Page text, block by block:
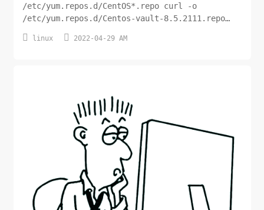
/etc/yum.repos.d/CentOS*.repo curl -o
/etc/yum.repos.d/Centos-vault-8.5.2111.repo
8.5.2111.repo curl -o /etc/yum.repos.d/epel...
 linux  2022-04-29 AM